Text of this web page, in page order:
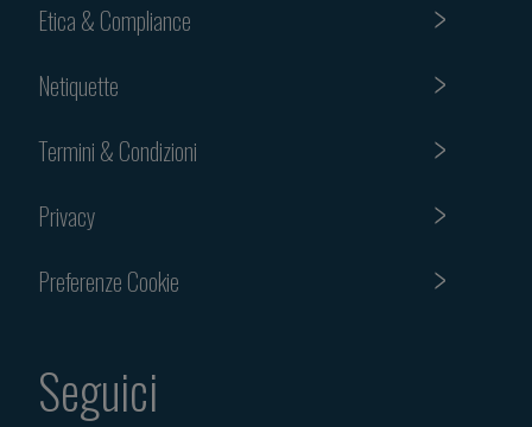
Etica & Compliance
Netiquette
Termini & Condizioni
Privacy
Preferenze Cookie
Seguici